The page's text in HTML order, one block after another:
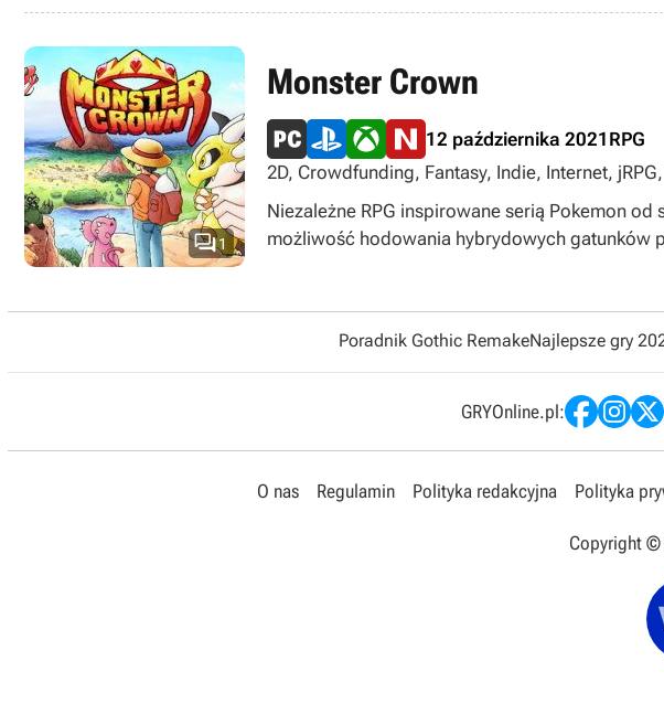
1
Monster Crown
12 października 2021 RPG
2D, Crowdfunding, Fantasy, Indie, Internet,
Niezależne RPG inspirowane serią Pokemon
możliwość hodowania hybrydowych gatunków
Poradnik Gothic RemakeNajlepsze gry
GRYOnline.pl:
O nas Regulamin Polityka redakcyjna Polityka
Copyright